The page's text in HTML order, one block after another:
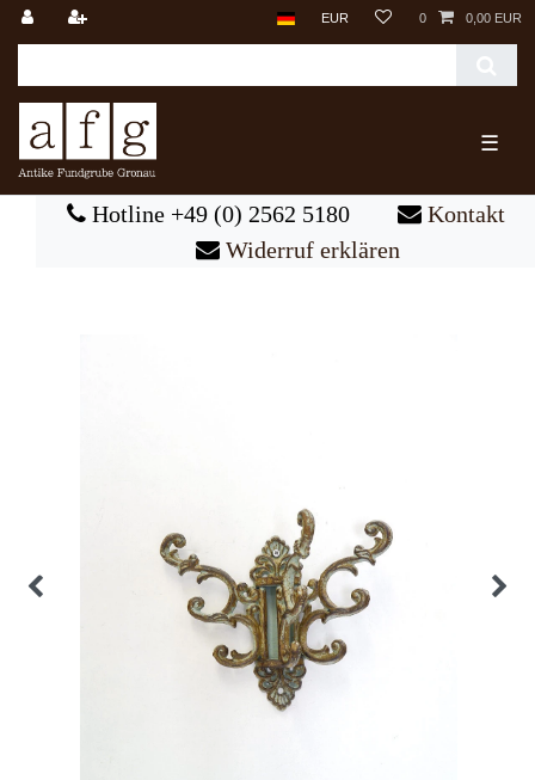
EUR 0 0,00 EUR
☰
Hotline +49 (0) 2562 5180
Kontakt
Widerruf erklären